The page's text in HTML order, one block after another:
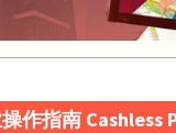
作指南 Cashless